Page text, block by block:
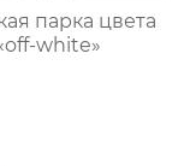
парка цвета
white»